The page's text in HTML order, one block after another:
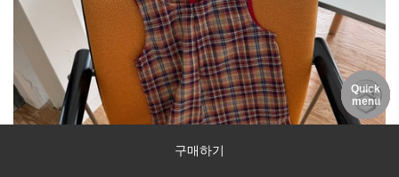
구매하기
NOTICE
MY PAGE
DELIVERY
Quick
menu